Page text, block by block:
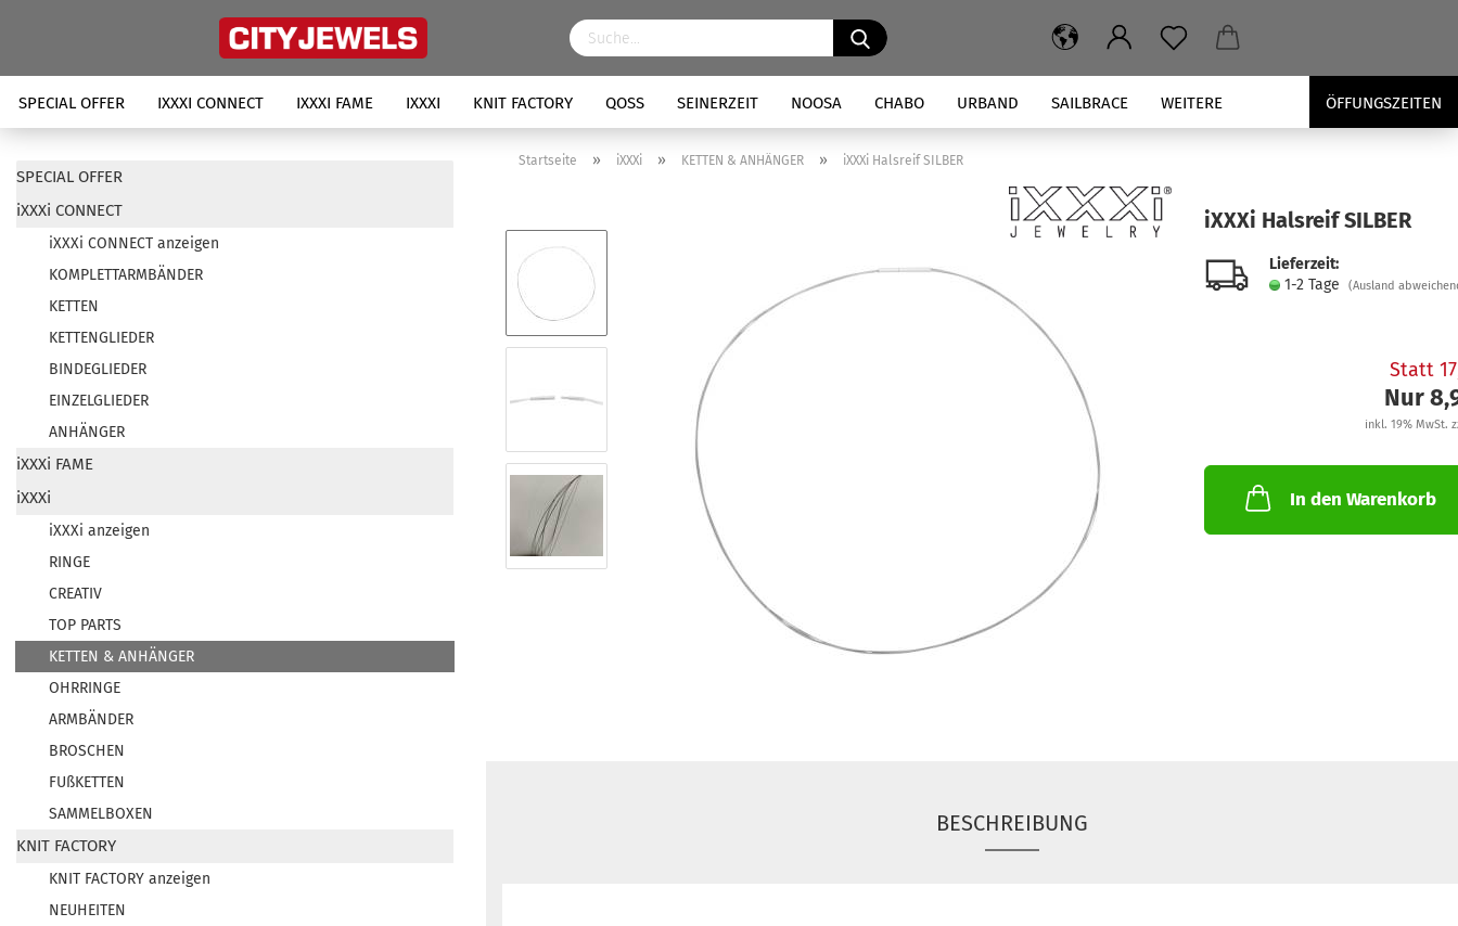
SPECIAL OFFER IXXXI CONNECT IXXXI FAME IXXXI KNIT FACTORY QOSS SEINERZEIT NOOSA CHABO URBAND SAILBRACE ÖFFUNGSZEITEN
WEITERE
Startseite » iXXXi » KETTEN & ANHÄNGER » iXXXi Halsreif SILBER
iXXXi Hals­reif SIL­BER
Lieferzeit:
1-2 Tage
(Ausland
Statt
Nur
inkl. 19% MwSt.
In den Warenkorb
BESCHREIBUNG
SPECIAL OFFER
iXXXi CONNECT
iXXXi CONNECT anzeigen
KOMPLETTARMBÄNDER
KETTEN
KETTENGLIEDER
BINDEGLIEDER
EINZELGLIEDER
ANHÄNGER
iXXXi FAME
iXXXi
iXXXi anzeigen
RINGE
CREATIV
TOP PARTS
KETTEN & ANHÄNGER
OHRRINGE
ARMBÄNDER
BROSCHEN
FUßKETTEN
SAMMELBOXEN
KNIT FACTORY
KNIT FACTORY anzeigen
NEUHEITEN